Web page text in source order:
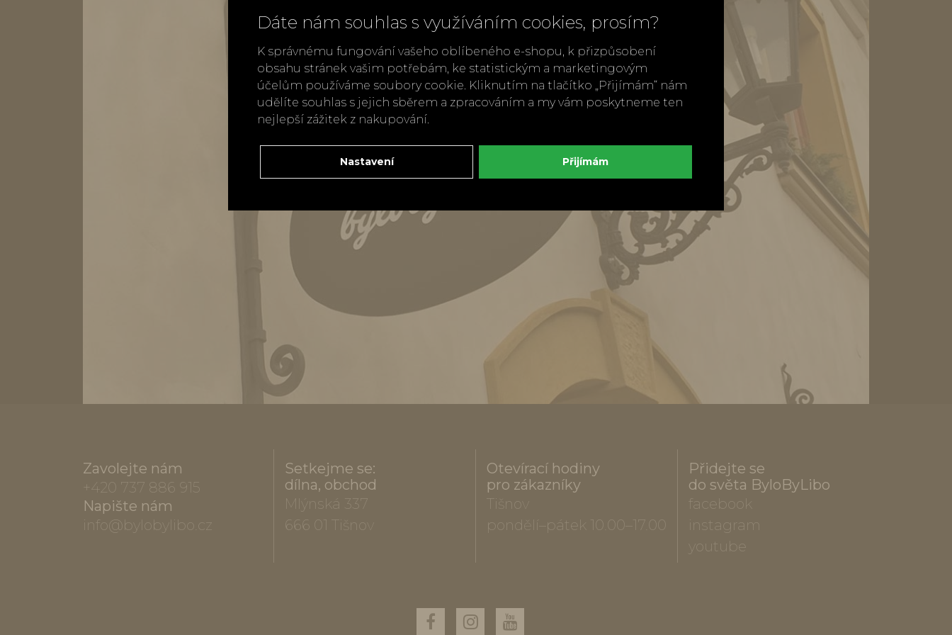
Zavolejte nám
+420 737 886 915
Napište nám
info@bylobylibo.cz
Setkejme se:
dílna, obchod
Mlýnská 337
666 01 Tišnov
Otevírací hodiny
pro zákazníky
Tišnov
pondělí–pátek 10.00–17.00
Přidejte se
do světa ByloByLibo
facebook
instagram
youtube
Dáte nám souhlas s využíváním cookies, prosím?
K správnému fungování vašeho oblíbeného e-shopu, k přizpůsobení
obsahu stránek vašim potřebám, ke statistickým a marketingovým
účelům používáme soubory cookie. Kliknutím na tlačítko „Přijímám“ nám
udělíte souhlas s jejich sběrem a zpracováním a my vám poskytneme ten
nejlepší zážitek z nakupování.
Nastavení Přijímám